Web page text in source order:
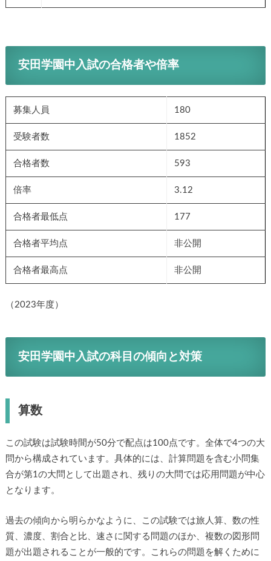
安田学園中入試の合格者や倍率
募集人員 180
受験者数 1852
合格者数 593
倍率 3.12
合格者最低点 177
合格者平均点 非公開
合格者最高点 非公開
（2023年度）
安田学園中入試の科目の傾向と対策
算数
この試験は試験時間が50分で配点は100点です。全体で4つの大
問から構成されています。具体的には、計算問題を含む小問集
合が第1の大問として出題され、残りの大問では応用問題が中心
となります。
過去の傾向から明らかなように、この試験では旅人算、数の性
質、濃度、割合と比、速さに関する問題のほか、複数の図形問
題が出題されることが一般的です。これらの問題を解くために